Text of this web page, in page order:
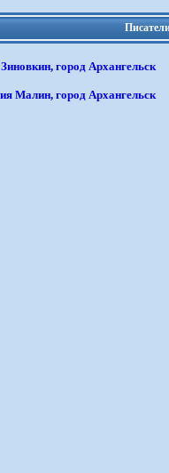
город Архангельск
Малин, город Архангельск